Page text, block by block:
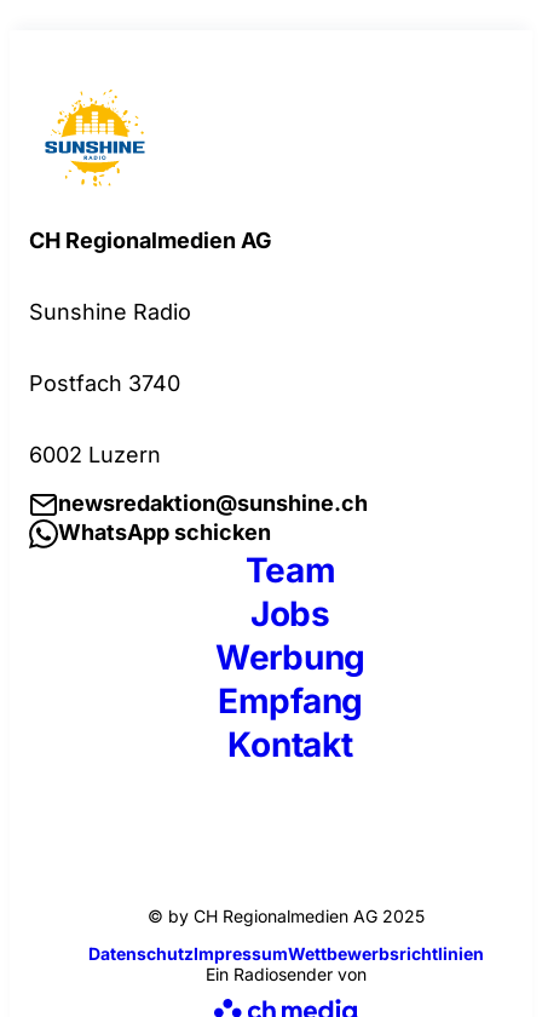
CH Regionalmedien AG
Sunshine Radio
Postfach 3740
6002 Luzern
newsredaktion@sunshine.ch
WhatsApp schicken
Team
Jobs
Werbung
Empfang
Kontakt
© by CH Regionalmedien AG 2025
DatenschutzImpressumWettbewerbsrichtlinien
Ein Radiosender von